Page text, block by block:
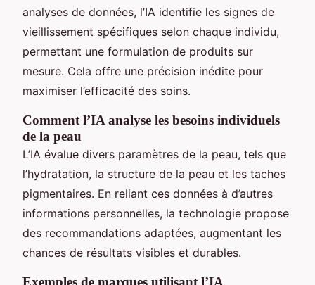
analyses de données, l’IA identifie les signes de
vieillissement spécifiques selon chaque individu,
permettant une formulation de produits sur
mesure. Cela offre une précision inédite pour
maximiser l’efficacité des soins.
Comment l’IA analyse les besoins individuels
de la peau
L’IA évalue divers paramètres de la peau, tels que
l’hydratation, la structure de la peau et les taches
pigmentaires. En reliant ces données à d’autres
informations personnelles, la technologie propose
des recommandations adaptées, augmentant les
chances de résultats visibles et durables.
Exemples de marques utilisant l’IA